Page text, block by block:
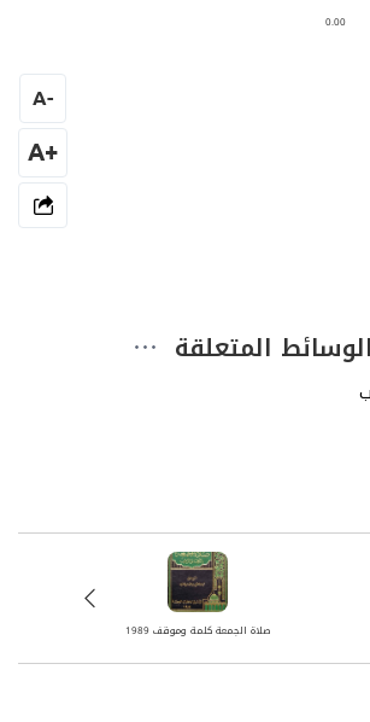
0.00
-
A
+A
المتعلقة
صلاة الجمعة كلمة وموقف 1989